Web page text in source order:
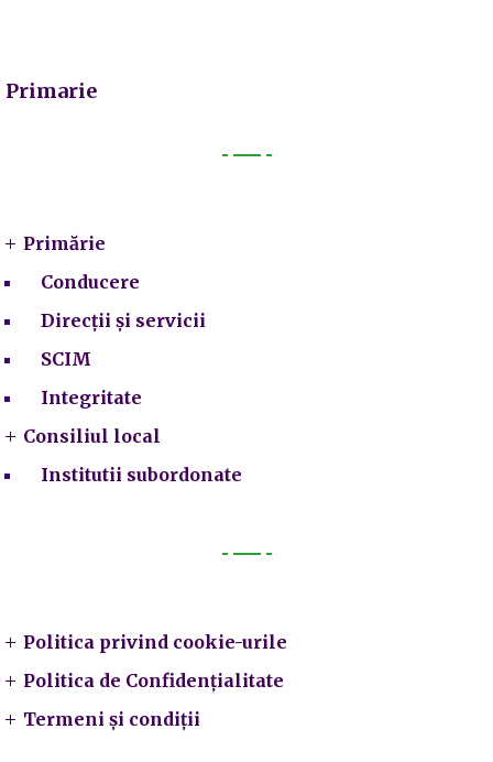
Primarie
Primărie
Conducere
Direcții și servicii
SCIM
Integritate
Consiliul local
Institutii subordonate
Politica privind cookie-urile
Politica de Confidențialitate
Termeni și condiții